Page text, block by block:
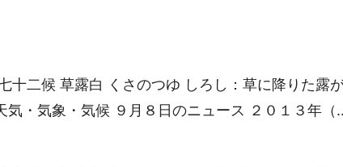
十二候 草露白 くさのつゆ しろし：草に降りた露
・気象・気候 ９月８日のニュース ２０１３年（